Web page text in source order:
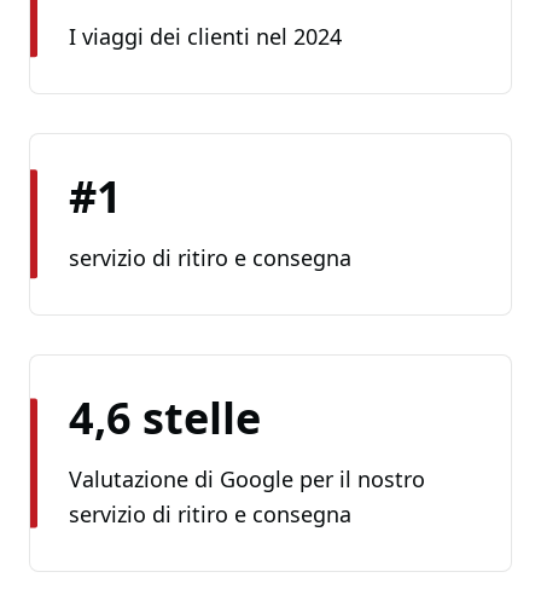
I viaggi dei clienti nel 2024
#1
servizio di ritiro e consegna
4,6 stelle
Valutazione di Google per il nostro
servizio di ritiro e consegna